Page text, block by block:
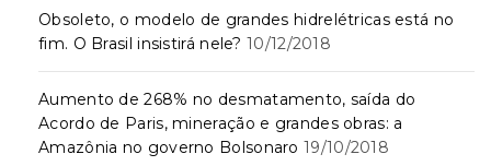
Obsoleto, o modelo de grandes hidrelétricas está no
fim. O Brasil insistirá nele? 10/12/2018
Aumento de 268% no desmatamento, saída do
Acordo de Paris, mineração e grandes obras: a
Amazônia no governo Bolsonaro 19/10/2018